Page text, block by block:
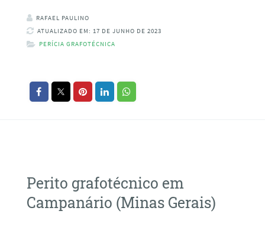
RAFAEL PAULINO
ATUALIZADO EM: 17 DE JUNHO DE 2023
PERÍCIA GRAFOTÉCNICA
Perito grafotécnico em
Campanário (Minas Gerais)